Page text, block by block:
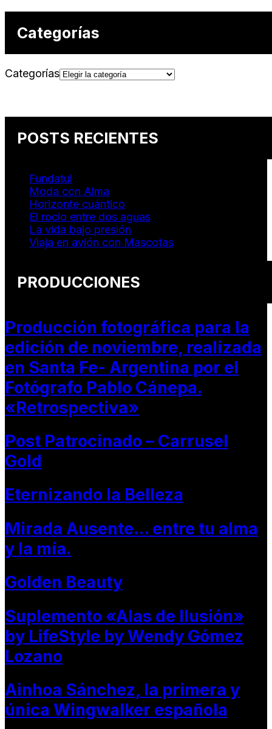
Categorías
Categorías
POSTS RECIENTES
Fundatul
Moda con Alma
Horizonte cuántico
El rocio entre dos aguas
La vida bajo presión
Viaja en avión con Mascotas
PRODUCCIONES
Producción fotográfica para la
edición de noviembre, realizada
en Santa Fe- Argentina por el
Fotógrafo Pablo Cánepa.
«Retrospectiva»
Post Patrocinado – Carrusel
Gold
Eternizando la Belleza
Mirada Ausente… entre tu alma
y la mía.
Golden Beauty
Suplemento «Alas de Ilusión»
by LifeStyle by Wendy Gómez
Lozano
Ainhoa Sánchez, la primera y
única Wingwalker española